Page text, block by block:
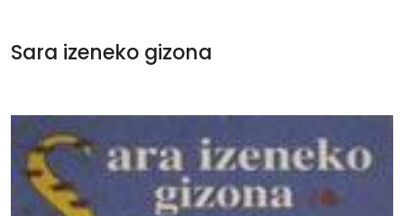
Sara izeneko gizona